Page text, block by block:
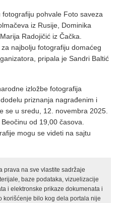
pohvale Foto saveza
iz Rusije, Dominika
Radojičić iz Čačka.
najbolju fotografiju domaćeg
pripala je Sandri Baltić
izložbe fotografija
priznanja nagrađenim i
se u sredu, 12. novembra 2025.
od 19,00 časova.
mogu se videti na sajtu
prava na sve vlastite sadržaje
baze podataka, vizuelizacije
i elektronske prikaze dokumenata i
korišćenje bilo kog dela portala nije